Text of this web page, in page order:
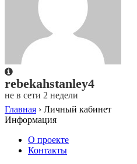
rebekahstanley4
не в сети 2 недели
Главная › Личный кабинет
Информация
О проекте
Контакты